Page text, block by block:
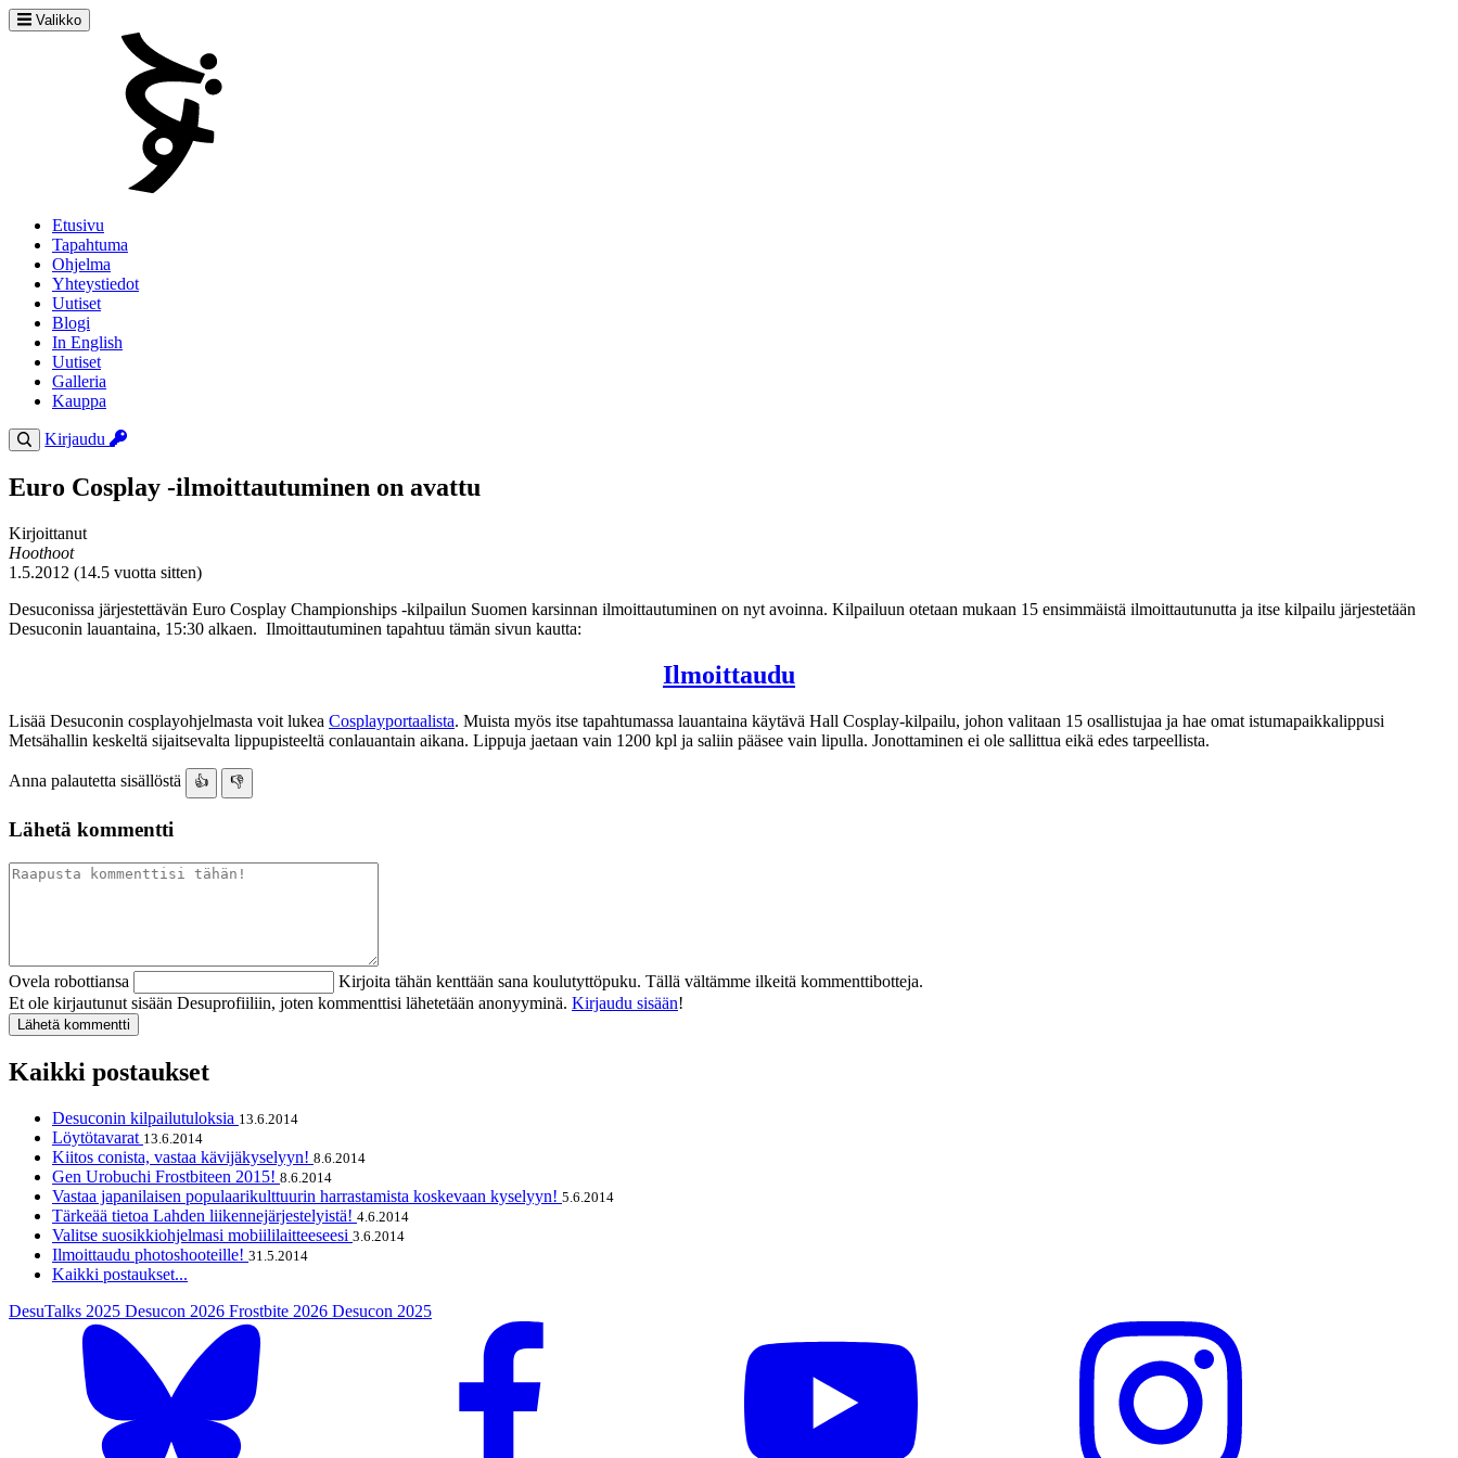
Valikko
Etusivu
Tapahtuma
Ohjelma
Yhteystiedot
Uutiset
Blogi
In English
Uutiset
Galleria
Kauppa
Kirjaudu
Euro Cosplay -ilmoittautuminen on avattu
Kirjoittanut
Hoothoot
1.5.2012 (14.5 vuotta sitten)
Desuconissa järjestettävän Euro Cosplay Championships -kilpailun Suomen karsinnan ilmoittautuminen on nyt avoinna. Kilpailuun otetaan mukaan 15 ensimmäistä ilmoittautunutta ja itse kilpailu järjestetään
Desuconin lauantaina, 15:30 alkaen. Ilmoittautuminen tapahtuu tämän sivun kautta:
Ilmoittaudu
Lisää Desuconin cosplayohjelmasta voit lukea Cosplayportaalista. Muista myös itse tapahtumassa lauantaina käytävä Hall Cosplay-kilpailu, johon valitaan 15 osallistujaa ja hae omat istumapaikkalippusi
Metsähallin keskeltä sijaitsevalta lippupisteeltä conlauantain aikana. Lippuja jaetaan vain 1200 kpl ja saliin pääsee vain lipulla. Jonottaminen ei ole sallittua eikä edes tarpeellista.
Anna palautetta sisällöstä 👍 👎
Lähetä kommentti
Ovela robottiansa
Kirjoita tähän kenttään sana koulutyttöpuku. Tällä vältämme ilkeitä kommenttibotteja.
Et ole kirjautunut sisään Desuprofiiliin, joten kommenttisi lähetetään anonyyminä. Kirjaudu sisään!
Kaikki postaukset
Desuconin kilpailutuloksia 13.6.2014
Löytötavarat 13.6.2014
Kiitos conista, vastaa kävijäkyselyyn! 8.6.2014
Gen Urobuchi Frostbiteen 2015! 8.6.2014
Vastaa japanilaisen populaarikulttuurin harrastamista koskevaan kyselyyn! 5.6.2014
Tärkeää tietoa Lahden liikennejärjestelyistä! 4.6.2014
Valitse suosikkiohjelmasi mobiililaitteeseesi 3.6.2014
Ilmoittaudu photoshooteille! 31.5.2014
Kaikki postaukset...
DesuTalks 2025 Desucon 2026 Frostbite 2026 Desucon 2025